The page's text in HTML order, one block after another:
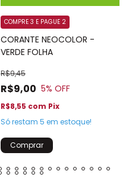
CORANTE NEOCOLOR -
VERDE FOLHA
R$9,00
R$9,45
5% OFF
COMPRE 3 E PAGUE 2
R$8,55 com Pix
Só restam 5 em estoque!